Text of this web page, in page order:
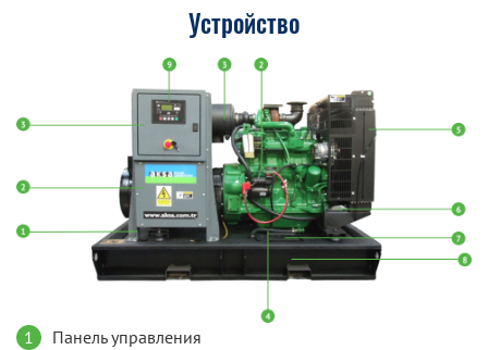
Устройство
1
Панель управления